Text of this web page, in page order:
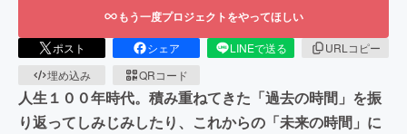
もう一度プロジェクトをやってほしい
ポスト シェア LINEで送る
URLコピー
埋め込み
QRコード
人生１００年時代。積み重ねてきた「過去の時間」を振
り返ってしみじみしたり、これからの「未来の時間」に